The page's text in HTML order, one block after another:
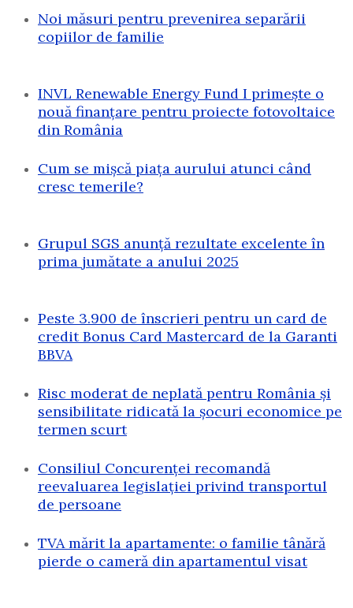
Noi măsuri pentru prevenirea separării
copiilor de familie
INVL Renewable Energy Fund I primește o
nouă finanțare pentru proiecte fotovoltaice
din România
Cum se mișcă piața aurului atunci când
cresc temerile?
Grupul SGS anunță rezultate excelente în
prima jumătate a anului 2025
Peste 3.900 de înscrieri pentru un card de
credit Bonus Card Mastercard de la Garanti
BBVA
Risc moderat de neplată pentru România și
sensibilitate ridicată la șocuri economice pe
termen scurt
Consiliul Concurenței recomandă
reevaluarea legislației privind transportul
de persoane
TVA mărit la apartamente: o familie tânără
pierde o cameră din apartamentul visat